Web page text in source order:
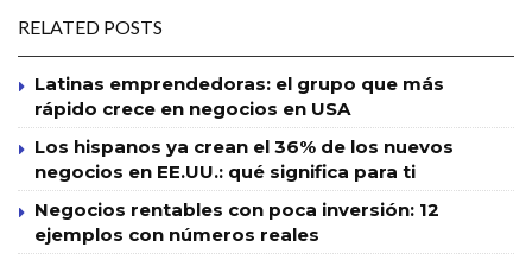
RELATED POSTS
Latinas emprendedoras: el grupo que más
rápido crece en negocios en USA
Los hispanos ya crean el 36% de los nuevos
negocios en EE.UU.: qué significa para ti
Negocios rentables con poca inversión: 12
ejemplos con números reales